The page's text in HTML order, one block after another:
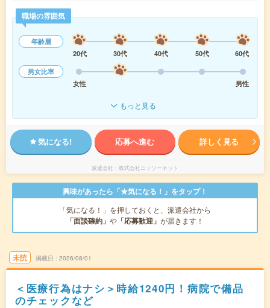
職場の雰囲気
年齢層
20代
30代 40代 50代
60代
男女比率
女性
男性
もっと見る
気になる! 応募へ進む 詳しく見る
派遣会社 株式会社ニッソーネット
興味があったら「★気になる！」をタップ！
「気になる！」を押しておくと、派遣会社から
「面談確約」 や 「応募歓迎」 が届きます！
未読 掲載日 2026/08/01
＜医療行為はナシ＞時給1240円！病院で備品
のチェックなど